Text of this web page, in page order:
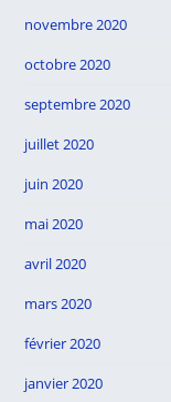
novembre 2020
octobre 2020
septembre 2020
juillet 2020
juin 2020
mai 2020
avril 2020
mars 2020
février 2020
janvier 2020